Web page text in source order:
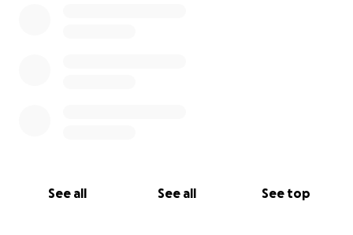
See all See all See top